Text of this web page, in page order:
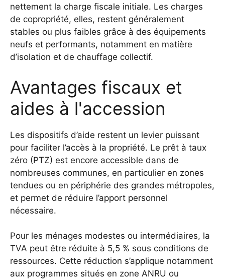
nettement la charge fiscale initiale. Les charges
de copropriété, elles, restent généralement
stables ou plus faibles grâce à des équipements
neufs et performants, notamment en matière
d’isolation et de chauffage collectif.
Avantages fiscaux et
aides à l'accession
Les dispositifs d’aide restent un levier puissant
pour faciliter l’accès à la propriété. Le prêt à taux
zéro (PTZ) est encore accessible dans de
nombreuses communes, en particulier en zones
tendues ou en périphérie des grandes métropoles,
et permet de réduire l’apport personnel
nécessaire.
Pour les ménages modestes ou intermédiaires, la
TVA peut être réduite à 5,5 % sous conditions de
ressources. Cette réduction s’applique notamment
aux programmes situés en zone ANRU ou